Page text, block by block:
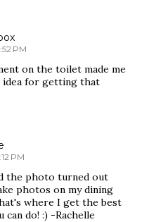
PM
on the toilet made me
idea for getting that
PM
the photo turned out
photos on my dining
where I get the best
can do! :) -Rachelle